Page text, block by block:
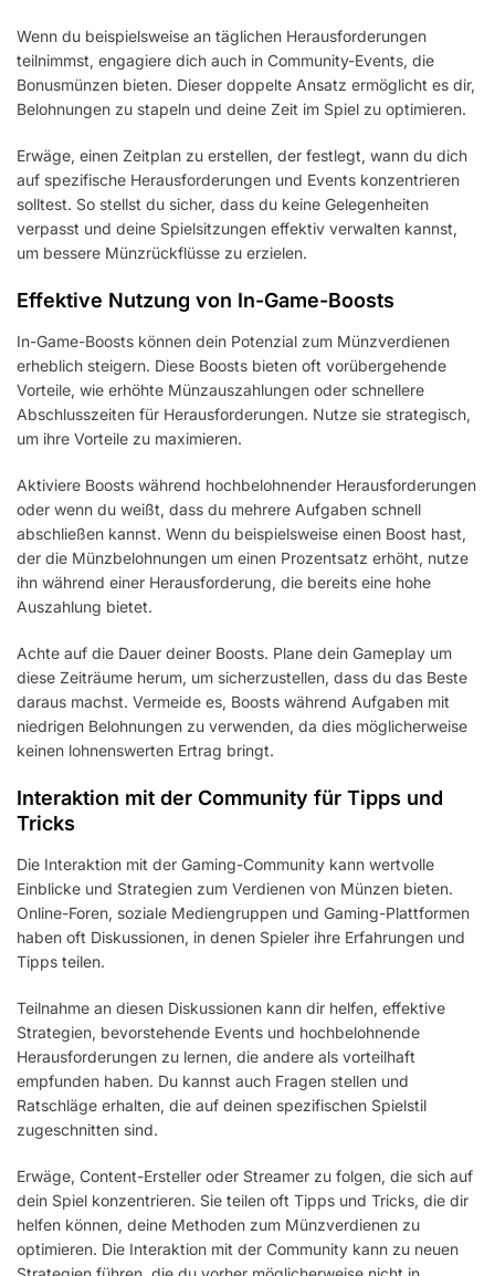
Wenn du beispielsweise an täglichen Herausforderungen
teilnimmst, engagiere dich auch in Community-Events, die
Bonusmünzen bieten. Dieser doppelte Ansatz ermöglicht es dir,
Belohnungen zu stapeln und deine Zeit im Spiel zu optimieren.
Erwäge, einen Zeitplan zu erstellen, der festlegt, wann du dich
auf spezifische Herausforderungen und Events konzentrieren
solltest. So stellst du sicher, dass du keine Gelegenheiten
verpasst und deine Spielsitzungen effektiv verwalten kannst,
um bessere Münzrückflüsse zu erzielen.
Effektive Nutzung von In-Game-Boosts
In-Game-Boosts können dein Potenzial zum Münzverdienen
erheblich steigern. Diese Boosts bieten oft vorübergehende
Vorteile, wie erhöhte Münzauszahlungen oder schnellere
Abschlusszeiten für Herausforderungen. Nutze sie strategisch,
um ihre Vorteile zu maximieren.
Aktiviere Boosts während hochbelohnender Herausforderungen
oder wenn du weißt, dass du mehrere Aufgaben schnell
abschließen kannst. Wenn du beispielsweise einen Boost hast,
der die Münzbelohnungen um einen Prozentsatz erhöht, nutze
ihn während einer Herausforderung, die bereits eine hohe
Auszahlung bietet.
Achte auf die Dauer deiner Boosts. Plane dein Gameplay um
diese Zeiträume herum, um sicherzustellen, dass du das Beste
daraus machst. Vermeide es, Boosts während Aufgaben mit
niedrigen Belohnungen zu verwenden, da dies möglicherweise
keinen lohnenswerten Ertrag bringt.
Interaktion mit der Community für Tipps und
Tricks
Die Interaktion mit der Gaming-Community kann wertvolle
Einblicke und Strategien zum Verdienen von Münzen bieten.
Online-Foren, soziale Mediengruppen und Gaming-Plattformen
haben oft Diskussionen, in denen Spieler ihre Erfahrungen und
Tipps teilen.
Teilnahme an diesen Diskussionen kann dir helfen, effektive
Strategien, bevorstehende Events und hochbelohnende
Herausforderungen zu lernen, die andere als vorteilhaft
empfunden haben. Du kannst auch Fragen stellen und
Ratschläge erhalten, die auf deinen spezifischen Spielstil
zugeschnitten sind.
Erwäge, Content-Ersteller oder Streamer zu folgen, die sich auf
dein Spiel konzentrieren. Sie teilen oft Tipps und Tricks, die dir
helfen können, deine Methoden zum Münzverdienen zu
optimieren. Die Interaktion mit der Community kann zu neuen